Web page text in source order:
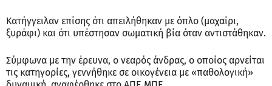
Κατήγγειλαν επίσης ότι απειλήθηκαν με όπλο (μαχαίρι,
ξυράφι) και ότι υπέστησαν σωματική βία όταν αντιστάθηκαν.
Σύμφωνα με την έρευνα, ο νεαρός άνδρας, ο οποίος αρνείται
τις κατηγορίες, γεννήθηκε σε οικογένεια με «παθολογική»